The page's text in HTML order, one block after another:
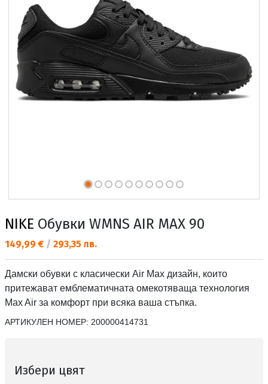
NIKE Обувки WMNS AIR MAX 90
Текуща цена:
149,99 € / 293,35 лв.
Дамски обувки с класически Air Max дизайн, които
притежават емблематичната омекотяваща технология
Max Air за комфорт при всяка ваша стъпка.
АРТИКУЛЕН НОМЕР: 200000414731
Избери цвят